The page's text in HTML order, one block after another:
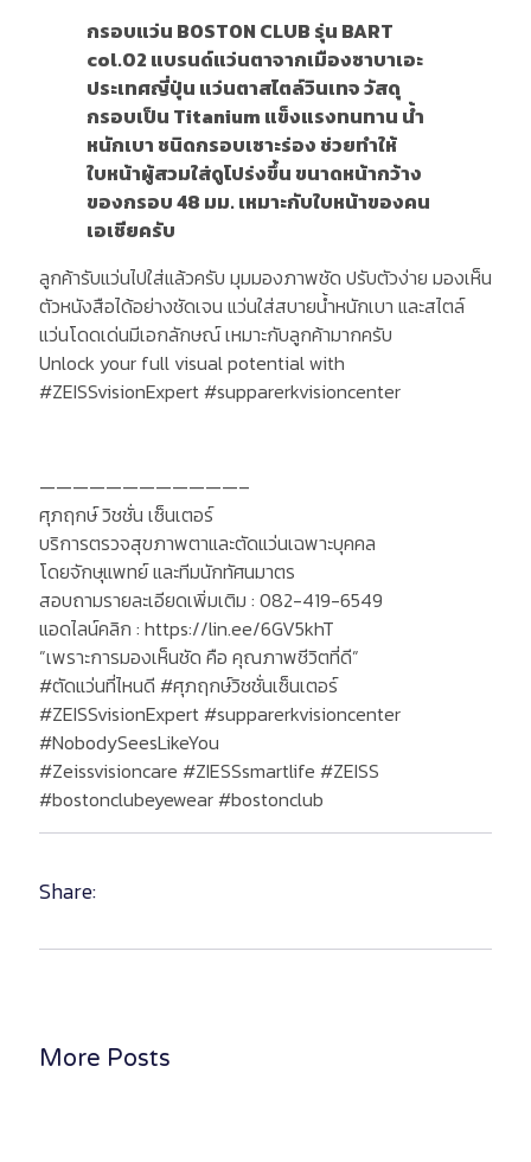
กรอบแว่น BOSTON CLUB รุ่น BART
col.02 แบรนด์แว่นตาจากเมืองซาบาเอะ
ประเทศญี่ปุ่น แว่นตาสไตล์วินเทจ วัสดุ
กรอบเป็น Titanium แข็งแรงทนทาน น้ำ
หนักเบา ชนิดกรอบเซาะร่อง ช่วยทำให้
ใบหน้าผู้สวมใส่ดูโปร่งขึ้น ขนาดหน้ากว้าง
ของกรอบ 48 มม. เหมาะกับใบหน้าของคน
เอเชียครับ
ลูกค้ารับแว่นไปใส่แล้วครับ มุมมองภาพชัด ปรับตัวง่าย มองเห็น
ตัวหนังสือได้อย่างชัดเจน แว่นใส่สบายน้ำหนักเบา และสไตล์
แว่นโดดเด่นมีเอกลักษณ์ เหมาะกับลูกค้ามากครับ
Unlock your full visual potential with
#ZEISSvisionExpert #supparerkvisioncenter
————————————–
ศุภฤกษ์ วิชชั่น เซ็นเตอร์
บริการตรวจสุขภาพตาและตัดแว่นเฉพาะบุคคล
โดยจักษุแพทย์ และทีมนักทัศนมาตร
สอบถามรายละเอียดเพิ่มเติม : 082-419-6549
แอดไลน์คลิก : https://lin.ee/6GV5khT
”เพราะการมองเห็นชัด คือ คุณภาพชีวิตที่ดี”
#ตัดแว่นที่ไหนดี #ศุภฤกษ์วิชชั่นเซ็นเตอร์
#ZEISSvisionExpert #supparerkvisioncenter
#NobodySeesLikeYou
#Zeissvisioncare #ZIESSsmartlife #ZEISS
#bostonclubeyewear #bostonclub
Share:
More Posts